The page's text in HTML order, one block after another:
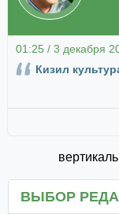
01:25 / 3 декабря
Кизил
ВЫБОР